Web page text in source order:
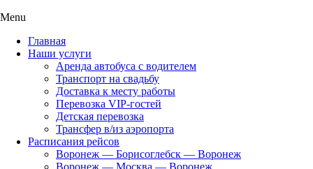
Menu
Главная
Наши услуги
Аренда автобуса с водителем
Транспорт на свадьбу
Доставка к месту работы
Перевозка VIP-гостей
Детская перевозка
Трансфер в/из аэропорта
Расписания рейсов
Воронеж — Борисоглебск — Воронеж
Воронеж — Москва — Воронеж